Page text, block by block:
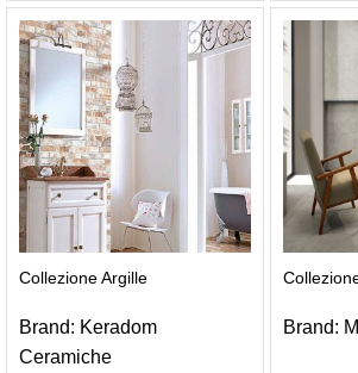
Collezione Argille
Brand: Keradom
Ceramiche
Brand: